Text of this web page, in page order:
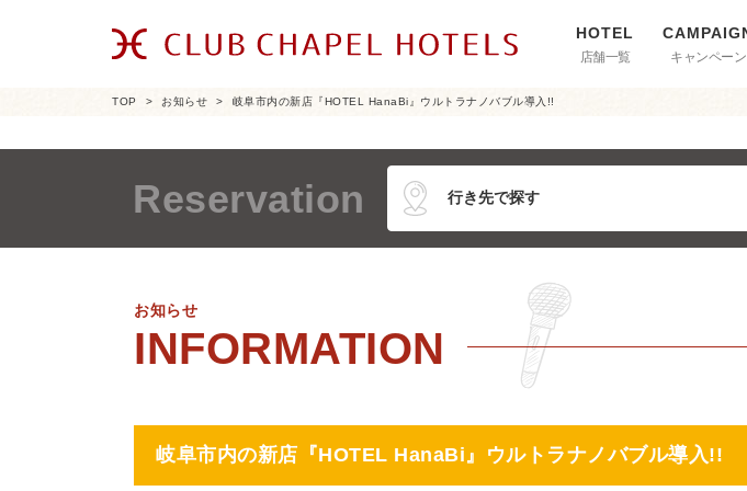
店舗一覧 キャンペーン
TOP お知らせ 岐阜市内の新店『HOTEL HanaBi』ウルトラナノバブル導入!!
Reservation
お知らせ
岐阜市内の新店『HOTEL HanaBi』ウルトラナノバブル導入!!